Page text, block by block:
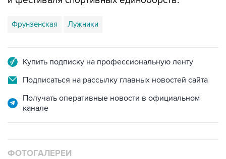
Фрунзенская Лужники
Купить подписку на профессиональную ленту
Подписаться на рассылку главных новостей сайта
Получать оперативные новости в официальном
канале
ФОТОГАЛЕРЕИ